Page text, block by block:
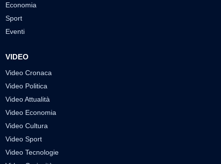
Economia
Sport
Eventi
VIDEO
Video Cronaca
Video Politica
Video Attualità
Video Economia
Video Cultura
Video Sport
Video Tecnologie